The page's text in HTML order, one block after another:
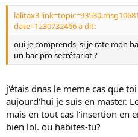
lalitax3
date=1230732466 a dit:
oui je comprends, si je rate mon
un bac pro secrétariat ?
j'étais dnas le meme cas que
aujourd'hui je suis en master.
mais en tout cas l'insertion en
bien lol. ou habites-tu?